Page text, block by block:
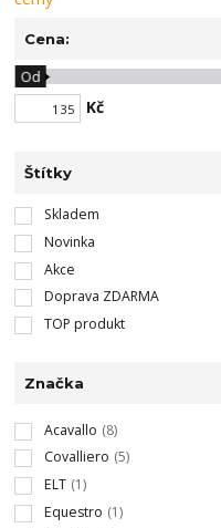
Cena:
Kč
Od
Štítky
Skladem
Novinka
Akce
Doprava ZDARMA
TOP produkt
Značka
Acavallo (8)
Covalliero (5)
ELT (1)
Equestro (1)